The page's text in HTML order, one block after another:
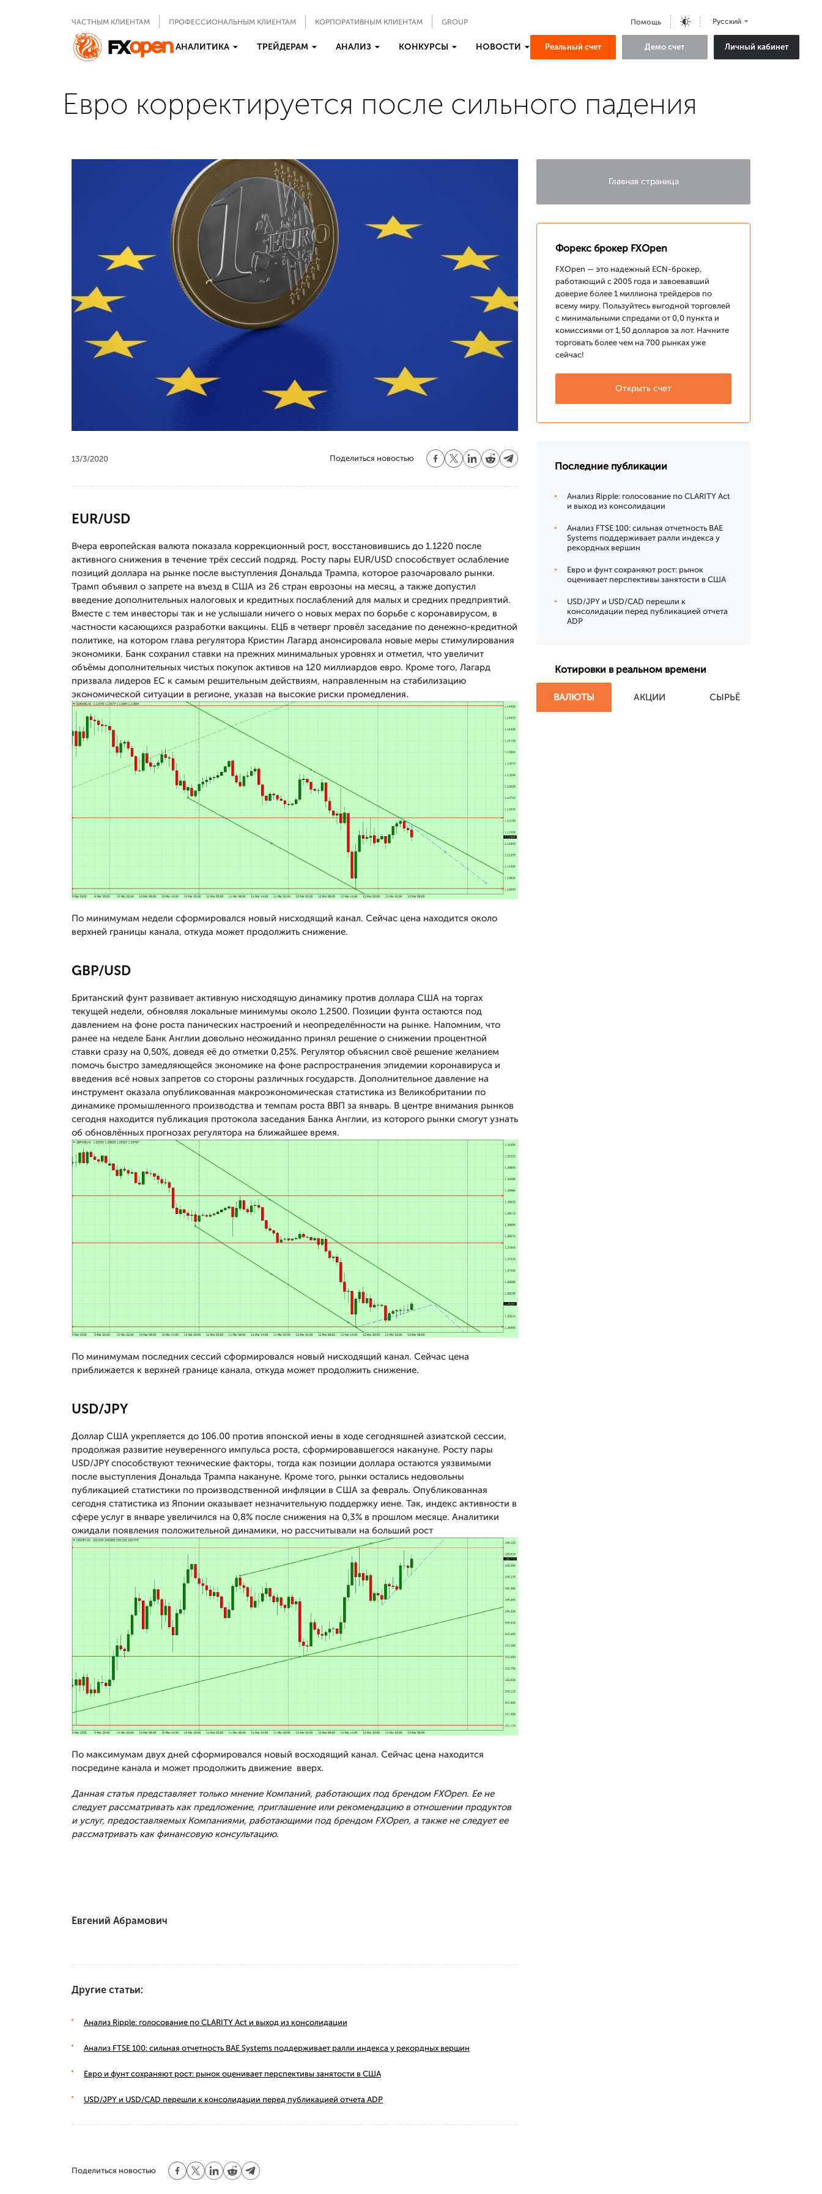
ЧАСТНЫМ КЛИЕНТАМ ПРОФЕССИОНАЛЬНЫМ КЛИЕНТАМ КОРПОРАТИВНЫМ КЛИЕНТАМ GROUP Помощь Русский
АНАЛИТИКА ТРЕЙДЕРАМ АНАЛИЗ КОНКУРСЫ НОВОСТИ Реальный счет Демо счет Личный кабинет
Евро корректируется после сильного падения
13/3/2020 Поделиться новостью
EUR/USD
Вчера европейская валюта показала коррекционный рост, восстановившись до 1.1220 после
активного снижения в течение трёх сессий подряд. Росту пары EUR/USD способствует ослабление
позиций доллара на рынке после выступления Дональда Трампа, которое разочаровало рынки.
Трамп объявил о запрете на въезд в США из 26 стран еврозоны на месяц, а также допустил
введение дополнительных налоговых и кредитных послаблений для малых и средних предприятий.
Вместе с тем инвесторы так и не услышали ничего о новых мерах по борьбе с коронавирусом, в
частности касающихся разработки вакцины. ЕЦБ в четверг провёл заседание по денежно-кредитной
политике, на котором глава регулятора Кристин Лагард анонсировала новые меры стимулирования
экономики. Банк сохранил ставки на прежних минимальных уровнях и отметил, что увеличит
объёмы дополнительных чистых покупок активов на 120 миллиардов евро. Кроме того, Лагард
призвала лидеров ЕС к самым решительным действиям, направленным на стабилизацию
экономической ситуации в регионе, указав на высокие риски промедления.
По минимумам недели сформировался новый нисходящий канал. Сейчас цена находится около
верхней границы канала, откуда может продолжить снижение.
GBP/USD
Британский фунт развивает активную нисходящую динамику против доллара США на торгах
текущей недели, обновляя локальные минимумы около 1.2500. Позиции фунта остаются под
давлением на фоне роста панических настроений и неопределённости на рынке. Напомним, что
ранее на неделе Банк Англии довольно неожиданно принял решение о снижении процентной
ставки сразу на 0,50%, доведя её до отметки 0,25%. Регулятор объяснил своё решение желанием
помочь быстро замедляющейся экономике на фоне распространения эпидемии коронавируса и
введения всё новых запретов со стороны различных государств. Дополнительное давление на
инструмент оказала опубликованная макроэкономическая статистика из Великобритании по
динамике промышленного производства и темпам роста ВВП за январь. В центре внимания рынков
сегодня находится публикация протокола заседания Банка Англии, из которого рынки смогут узнать
об обновлённых прогнозах регулятора на ближайшее время.
По минимумам последних сессий сформировался новый нисходящий канал. Сейчас цена
приближается к верхней границе канала, откуда может продолжить снижение.
USD/JPY
Доллар США укрепляется до 106.00 против японской иены в ходе сегодняшней азиатской сессии,
продолжая развитие неуверенного импульса роста, сформировавшегося накануне. Росту пары
USD/JPY способствуют технические факторы, тогда как позиции доллара остаются уязвимыми
после выступления Дональда Трампа накануне. Кроме того, рынки остались недовольны
публикацией статистики по производственной инфляции в США за февраль. Опубликованная
сегодня статистика из Японии оказывает незначительную поддержку иене. Так, индекс активности в
сфере услуг в январе увеличился на 0,8% после снижения на 0,3% в прошлом месяце. Аналитики
ожидали появления положительной динамики, но рассчитывали на больший рост
По максимумам двух дней сформировался новый восходящий канал. Сейчас цена находится
посредине канала и может продолжить движение вверх.
Данная статья представляет только мнение Компаний, работающих под брендом FXOpen. Ее не
следует рассматривать как предложение, приглашение или рекомендацию в отношении продуктов
и услуг, предоставляемых Компаниями, работающими под брендом FXOpen, а также не следует ее
рассматривать как финансовую консультацию.
Евгений Абрамович
Другие статьи:
Анализ Ripple: голосование по CLARITY Act и выход из консолидации
Анализ FTSE 100: сильная отчетность BAE Systems поддерживает ралли индекса у рекордных вершин
Евро и фунт сохраняют рост: рынок оценивает перспективы занятости в США
USD/JPY и USD/CAD перешли к консолидации перед публикацией отчета ADP
Поделиться новостью
Главная страница
Форекс брокер FXOpen
FXOpen — это надежный ECN-брокер,
работающий с 2005 года и завоевавший
доверие более 1 миллиона трейдеров по
всему миру. Пользуйтесь выгодной торговлей
с минимальными спредами от 0,0 пункта и
комиссиями от 1,50 долларов за лот. Начните
торговать более чем на 700 рынках уже
сейчас!
Открыть счет
Последние публикации
Анализ Ripple: голосование по CLARITY Act
и выход из консолидации
Анализ FTSE 100: сильная отчетность BAE
Systems поддерживает ралли индекса у
рекордных вершин
Евро и фунт сохраняют рост: рынок
оценивает перспективы занятости в США
USD/JPY и USD/CAD перешли к
консолидации перед публикацией отчета
ADP
Котировки в реальном времени
ВАЛЮТЫ АКЦИИ СЫРЬЁ